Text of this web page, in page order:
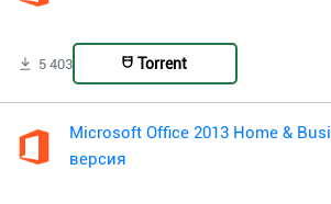
5 403 Torrent
Microsoft Office 2013 Home &
версия